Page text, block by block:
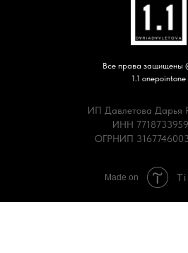
Все права защищены
1.1 onepointone
ИНН
ИП Давлетова Дарья
ОГРНИП
Made on